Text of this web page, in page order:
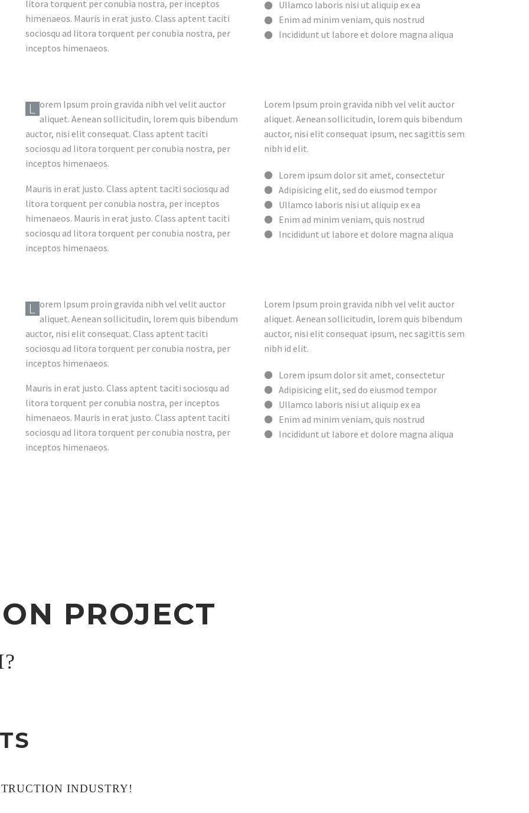
litora torquent per conubia nostra, per inceptos
himenaeos. Mauris in erat justo. Class aptent taciti
sociosqu ad litora torquent per conubia nostra, per
inceptos himenaeos.
Ullamco laboris nisi ut aliquip ex ea
Enim ad minim veniam, quis nostrud
Incididunt ut labore et dolore magna aliqua
L orem Ipsum proin gravida nibh vel velit auctor
aliquet. Aenean sollicitudin, lorem quis bibendum
auctor, nisi elit consequat. Class aptent taciti
sociosqu ad litora torquent per conubia nostra, per
inceptos himenaeos.
Mauris in erat justo. Class aptent taciti sociosqu ad
litora torquent per conubia nostra, per inceptos
himenaeos. Mauris in erat justo. Class aptent taciti
sociosqu ad litora torquent per conubia nostra, per
inceptos himenaeos.
Lorem Ipsum proin gravida nibh vel velit auctor
aliquet. Aenean sollicitudin, lorem quis bibendum
auctor, nisi elit consequat ipsum, nec sagittis sem
nibh id elit.
Lorem ipsum dolor sit amet, consectetur
Adipisicing elit, sed do eiusmod tempor
Ullamco laboris nisi ut aliquip ex ea
Enim ad minim veniam, quis nostrud
Incididunt ut labore et dolore magna aliqua
L orem Ipsum proin gravida nibh vel velit auctor
aliquet. Aenean sollicitudin, lorem quis bibendum
auctor, nisi elit consequat. Class aptent taciti
sociosqu ad litora torquent per conubia nostra, per
inceptos himenaeos.
Mauris in erat justo. Class aptent taciti sociosqu ad
litora torquent per conubia nostra, per inceptos
himenaeos. Mauris in erat justo. Class aptent taciti
sociosqu ad litora torquent per conubia nostra, per
inceptos himenaeos.
Lorem Ipsum proin gravida nibh vel velit auctor
aliquet. Aenean sollicitudin, lorem quis bibendum
auctor, nisi elit consequat ipsum, nec sagittis sem
nibh id elit.
Lorem ipsum dolor sit amet, consectetur
Adipisicing elit, sed do eiusmod tempor
Ullamco laboris nisi ut aliquip ex ea
Enim ad minim veniam, quis nostrud
Incididunt ut labore et dolore magna aliqua
PROJECT
INDUSTRY!